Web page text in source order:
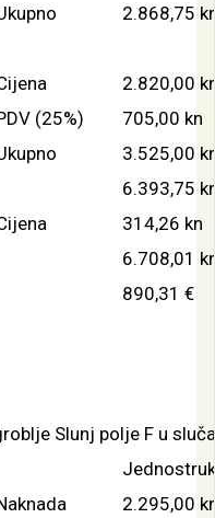
2.868,75
2.820,00
(25%)
705,00 kn
3.525,00
6.393,75
314,26 kn
6.708,01
890,31 €
Slunj polje F u
2.295,00